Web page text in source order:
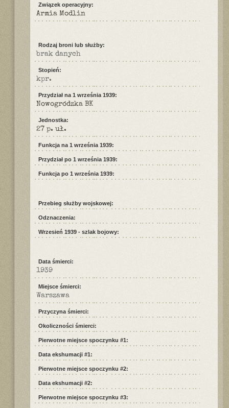
Związek operacyjny:
Armia Modlin
Rodzaj broni lub służby:
brak danych
Stopień:
kpr.
Przydział na 1 września 1939:
Nowogródzka BK
Jednostka:
27 p. uł.
Funkcja na 1 września 1939:
Przydział po 1 września 1939:
Funkcja po 1 września 1939:
Przebieg służby wojskowej:
Odznaczenia:
Wrzesień 1939 - szlak bojowy:
Data śmierci:
1939
Miejsce śmierci:
Warszawa
Przyczyna śmierci:
Okoliczności śmierci:
Pierwotne miejsce spoczynku #1:
Data ekshumacji #1:
Pierwotne miejsce spoczynku #2:
Data ekshumacji #2:
Pierwotne miejsce spoczynku #3: